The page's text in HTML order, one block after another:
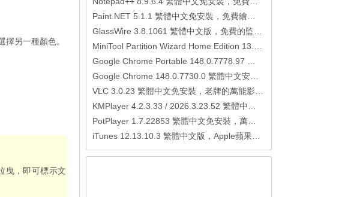
另一種顏色。
曳，即可標示文